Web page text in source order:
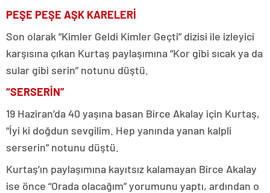
PEŞE PEŞE AŞK KARELERİ
Son olarak “Kimler Geldi Kimler Geçti” dizisi ile izleyici
karşısına çıkan Kurtaş paylaşımına “Kor gibi sıcak ya da
sular gibi serin” notunu düştü.
“SERSERİN”
19 Haziran’da 40 yaşına basan Birce Akalay için Kurtaş,
“İyi ki doğdun sevgilim. Hep yanında yanan kalpli
serserin” notunu düştü.
Kurtaş’ın paylaşımına kayıtsız kalamayan Birce Akalay
ise önce “Orada olacağım” yorumunu yaptı, ardından o